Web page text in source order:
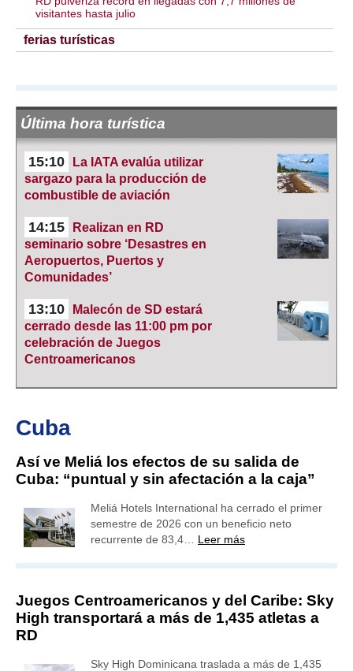
visitantes hasta julio
ferias turísticas
Última hora turística
15:10
La IATA evalúa utilizar
sargazo para la producción de
combustible de aviación
14:15
Realizan en RD
seminario sobre ‘Desastres en
Aeropuertos, Puertos y
Comunidades’
13:10
Malecón de SD estará
cerrado desde las 11:00 pm por
celebración de Juegos
Centroamericanos
Cuba
Así ve Meliá los efectos de su salida de
Cuba: “puntual y sin afectación a la caja”
Meliá Hotels International ha cerrado el primer
semestre de 2026 con un beneficio neto
recurrente de 83,4… Leer más
Juegos Centroamericanos y del Caribe: Sky
High transportará a más de 1,435 atletas a
RD
Sky High Dominicana traslada a más de 1,435